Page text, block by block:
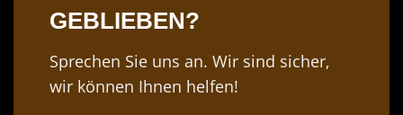
GEBLIEBEN?
Sprechen Sie uns an. Wir sind sicher,
wir können Ihnen helfen!